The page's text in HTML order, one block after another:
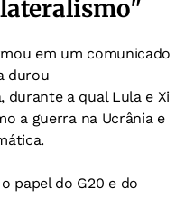
em um comunicado
durou
durante a qual Lula e Xi
a guerra na Ucrânia e
papel do G20 e do